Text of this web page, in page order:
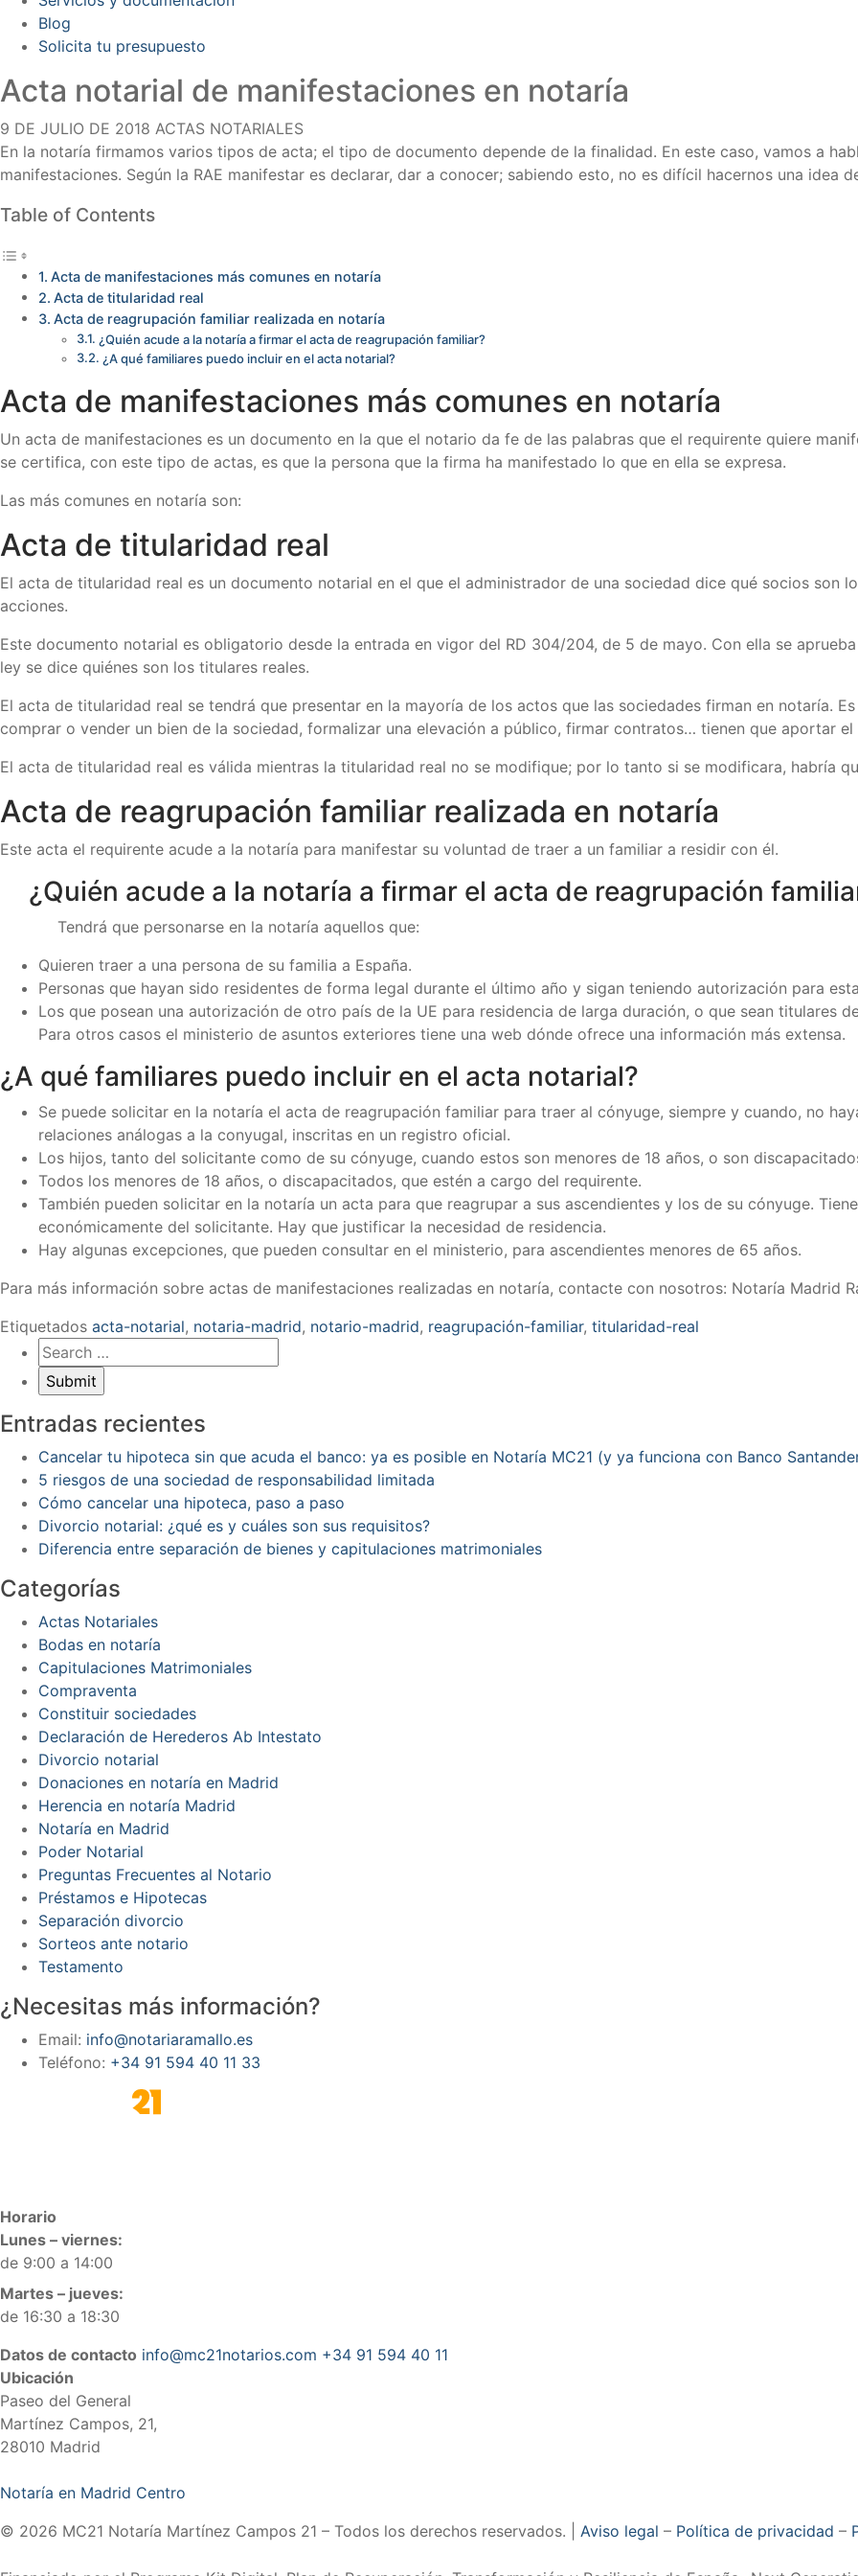
Blog
Solicita tu presupuesto
Acta notarial de manifestaciones en notaría
9 DE JULIO DE 2018 ACTAS NOTARIALES
En la notaría firmamos varios tipos de acta; el tipo de documento depende de la finalidad. En este caso, vamos a
manifestaciones. Según la RAE manifestar es declarar, dar a conocer; sabiendo esto, no es difícil hacernos una idea
Table of Contents
Acta de manifestaciones más comunes en notaría
Acta de titularidad real
Acta de reagrupación familiar realizada en notaría
¿Quién acude a la notaría a firmar el acta de reagrupación familiar?
¿A qué familiares puedo incluir en el acta notarial?
Acta de manifestaciones más comunes en notaría
Un acta de manifestaciones es un documento en la que el notario da fe de las palabras que el requirente quiere
se certifica, con este tipo de actas, es que la persona que la firma ha manifestado lo que en ella se expresa.
Las más comunes en notaría son:
Acta de titularidad real
El acta de titularidad real es un documento notarial en el que el administrador de una sociedad dice qué socios son
acciones.
Este documento notarial es obligatorio desde la entrada en vigor del RD 304/204, de 5 de mayo. Con ella se
ley se dice quiénes son los titulares reales.
El acta de titularidad real se tendrá que presentar en la mayoría de los actos que las sociedades firman en notaría.
comprar o vender un bien de la sociedad, formalizar una elevación a público, firmar contratos… tienen que aportar
El acta de titularidad real es válida mientras la titularidad real no se modifique; por lo tanto si se modificara, habría
Acta de reagrupación familiar realizada en notaría
Este acta el requirente acude a la notaría para manifestar su voluntad de traer a un familiar a residir con él.
¿Quién acude a la notaría a firmar el acta de reagrupación
Tendrá que personarse en la notaría aquellos que:
Quieren traer a una persona de su familia a España.
Personas que hayan sido residentes de forma legal durante el último año y sigan teniendo autorización para
Los que posean una autorización de otro país de la UE para residencia de larga duración, o que sean titulares
Para otros casos el ministerio de asuntos exteriores tiene una web dónde ofrece una información más extensa.
¿A qué familiares puedo incluir en el acta notarial?
Se puede solicitar en la notaría el acta de reagrupación familiar para traer al cónyuge, siempre y cuando, no
relaciones análogas a la conyugal, inscritas en un registro oficial.
Los hijos, tanto del solicitante como de su cónyuge, cuando estos son menores de 18 años, o son
Todos los menores de 18 años, o discapacitados, que estén a cargo del requirente.
También pueden solicitar en la notaría un acta para que reagrupar a sus ascendientes y los de su cónyuge.
económicamente del solicitante. Hay que justificar la necesidad de residencia.
Hay algunas excepciones, que pueden consultar en el ministerio, para ascendientes menores de 65 años.
Para más información sobre actas de manifestaciones realizadas en notaría, contacte con nosotros: Notaría Madrid
Etiquetados acta-notarial, notaria-madrid, notario-madrid, reagrupación-familiar, titularidad-real
Entradas recientes
Cancelar tu hipoteca sin que acuda el banco: ya es posible en Notaría MC21 (y ya funciona con Banco
5 riesgos de una sociedad de responsabilidad limitada
Cómo cancelar una hipoteca, paso a paso
Divorcio notarial: ¿qué es y cuáles son sus requisitos?
Diferencia entre separación de bienes y capitulaciones matrimoniales
Categorías
Actas Notariales
Bodas en notaría
Capitulaciones Matrimoniales
Compraventa
Constituir sociedades
Declaración de Herederos Ab Intestato
Divorcio notarial
Donaciones en notaría en Madrid
Herencia en notaría Madrid
Notaría en Madrid
Poder Notarial
Preguntas Frecuentes al Notario
Préstamos e Hipotecas
Separación divorcio
Sorteos ante notario
Testamento
¿Necesitas más información?
Email: info@notariaramallo.es
Teléfono: +34 91 594 40 11 33
Horario
Lunes – viernes:
de 9:00 a 14:00
Martes – jueves:
de 16:30 a 18:30
Datos de contacto info@mc21notarios.com +34 91 594 40 11
Ubicación
Paseo del General
Martínez Campos, 21,
28010 Madrid
Notaría en Madrid Centro
© 2026 MC21 Notaría Martínez Campos 21 – Todos los derechos reservados. | Aviso legal – Política de privacidad –